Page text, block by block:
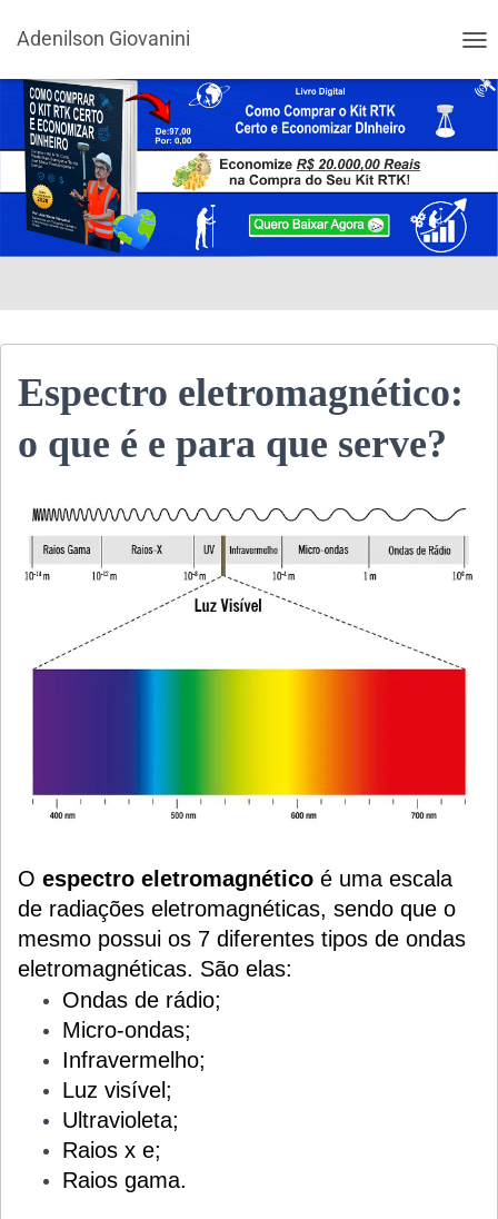
Adenilson Giovanini
Espectro eletromagnético:
o que é e para que serve?
O espectro eletromagnético é uma escala
de radiações eletromagnéticas, sendo que o
mesmo possui os 7 diferentes tipos de ondas
eletromagnéticas. São elas:
Ondas de rádio;
Micro-ondas;
Infravermelho;
Luz visível;
Ultravioleta;
Raios x e;
Raios gama.